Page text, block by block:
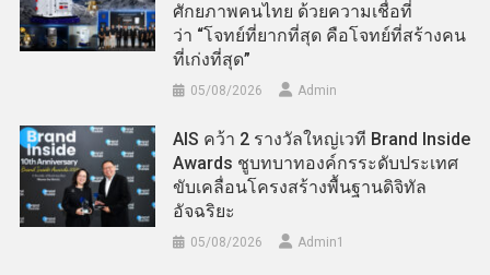
ศักยภาพคนไทย ด้วยความเชื่อที่
ว่า “โจทย์ที่ยากที่สุด คือโจทย์ที่สร้างคน
ที่เก่งที่สุด”
05/08/2026 Admin
AIS คว้า 2 รางวัลใหญ่เวที Brand Inside
Awards ชูบทบาทองค์กรระดับประเทศ
ขับเคลื่อนโครงสร้างพื้นฐานดิจิทัล
อัจฉริยะ
05/08/2026 Admin​1